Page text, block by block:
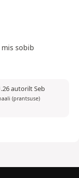
sobib
autorilt Seb
(prantsuse)